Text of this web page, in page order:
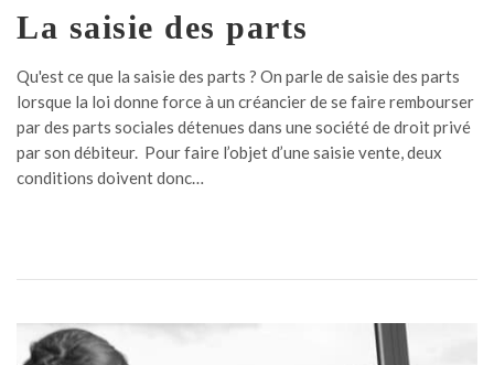
La saisie des parts
Qu'est ce que la saisie des parts ? On parle de saisie des parts
lorsque la loi donne force à un créancier de se faire rembourser
par des parts sociales détenues dans une société de droit privé
par son débiteur. Pour faire l’objet d’une saisie vente, deux
conditions doivent donc…